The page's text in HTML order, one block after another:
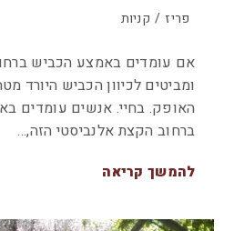
פריז / קניות
ומביטים לכיוון הכביש היורד
האופק. בחיי. אנשים עומדים
ברחוב הקצת אלנביסטי הזה,…
להמשך קריאה